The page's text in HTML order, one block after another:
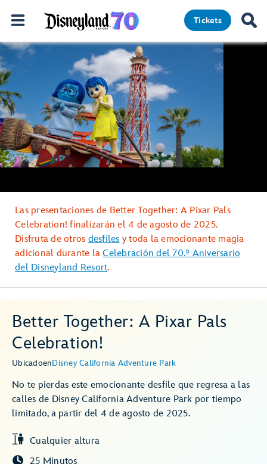
Tickets
Better Together: A Pixar Pals
Celebration!
UbicadoenDisney California Adventure Park
No te pierdas este emocionante desfile que regresa a las
calles de Disney California Adventure Park por tiempo
limitado, a partir del 4 de agosto de 2025.
Cualquier altura
25 Minutos
Las presentaciones de Better Together: A Pixar Pals
Celebration! finalizarán el 4 de agosto de 2025.
Disfruta de otros desfiles y toda la emocionante magia
adicional durante laCelebración del 70.º Aniversario
del Disneyland Resort.